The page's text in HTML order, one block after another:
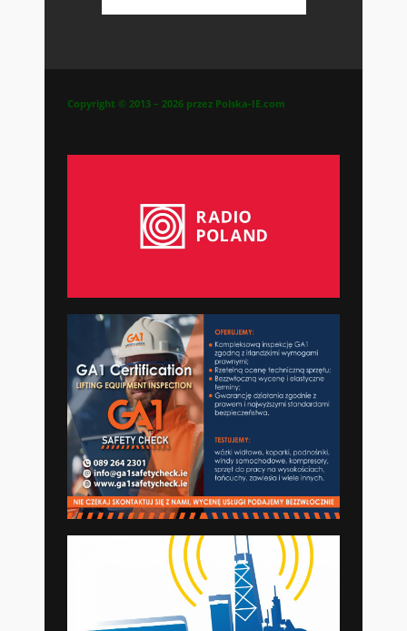
Copyright © 2013 – 2026 przez Polska-IE.com